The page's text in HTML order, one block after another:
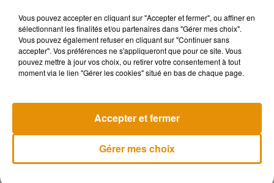
Madonna sort enfin le remix de « Love
Sensation » avec Kylie Minogue
collaboration tant attendue
Vous pouvez accepter en cliquant sur "Accepter et fermer", ou affiner en
sélectionnant les finalités et/ou partenaires dans "Gérer mes choix".
Vous pouvez également refuser en cliquant sur "Continuer sans
accepter". Vos préférences ne s'appliqueront que pour ce site. Vous
pouvez mettre à jour vos choix, ou retirer votre consentement à tout
moment via le lien "Gérer les cookies" situé en bas de chaque page.
Gérer mes choix
Accepter et fermer